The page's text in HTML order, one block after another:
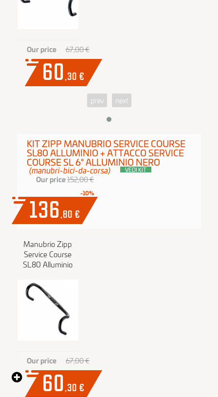
Our price 67,00 €
60,30 €
prev next
KIT ZIPP MANUBRIO SERVICE COURSE
SL80 ALLUMINIO + ATTACCO SERVICE
COURSE SL 6° ALLUMINIO NERO
(manubri-bici-da-corsa) VEDI KIT
Our price152,00 €
-10%
136,80 €
Manubrio Zipp
Service Course
SL80 Alluminio
Our price 67,00 €
60,30 €